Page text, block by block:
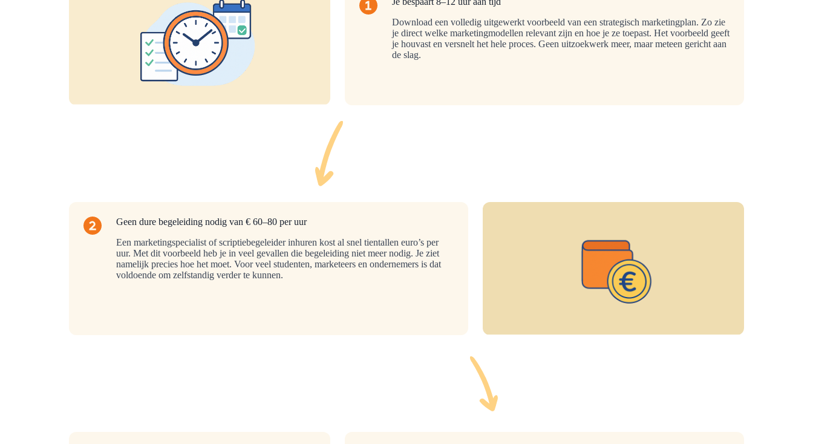
Download een volledig uitgewerkt voorbeeld van een strategisch marketingplan. Zo zie
je direct welke marketingmodellen relevant zijn en hoe je ze toepast. Het voorbeeld geeft
je houvast en versnelt het hele proces. Geen uitzoekwerk meer, maar meteen gericht aan
de slag.
Geen dure begeleiding nodig van € 60–80 per uur
Een marketingspecialist of scriptiebegeleider inhuren kost al snel tientallen euro’s per
uur. Met dit voorbeeld heb je in veel gevallen die begeleiding niet meer nodig. Je ziet
namelijk precies hoe het moet. Voor veel studenten, marketeers en ondernemers is dat
voldoende om zelfstandig verder te kunnen.